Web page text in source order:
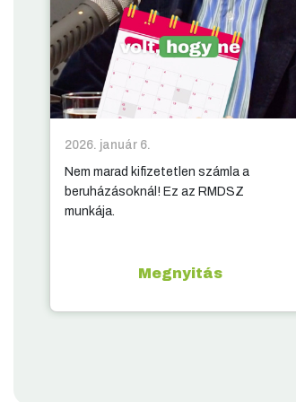
2026. január 6.
Nem marad kifizetetlen számla a
beruházásoknál! Ez az RMDSZ
munkája.
Megnyitás